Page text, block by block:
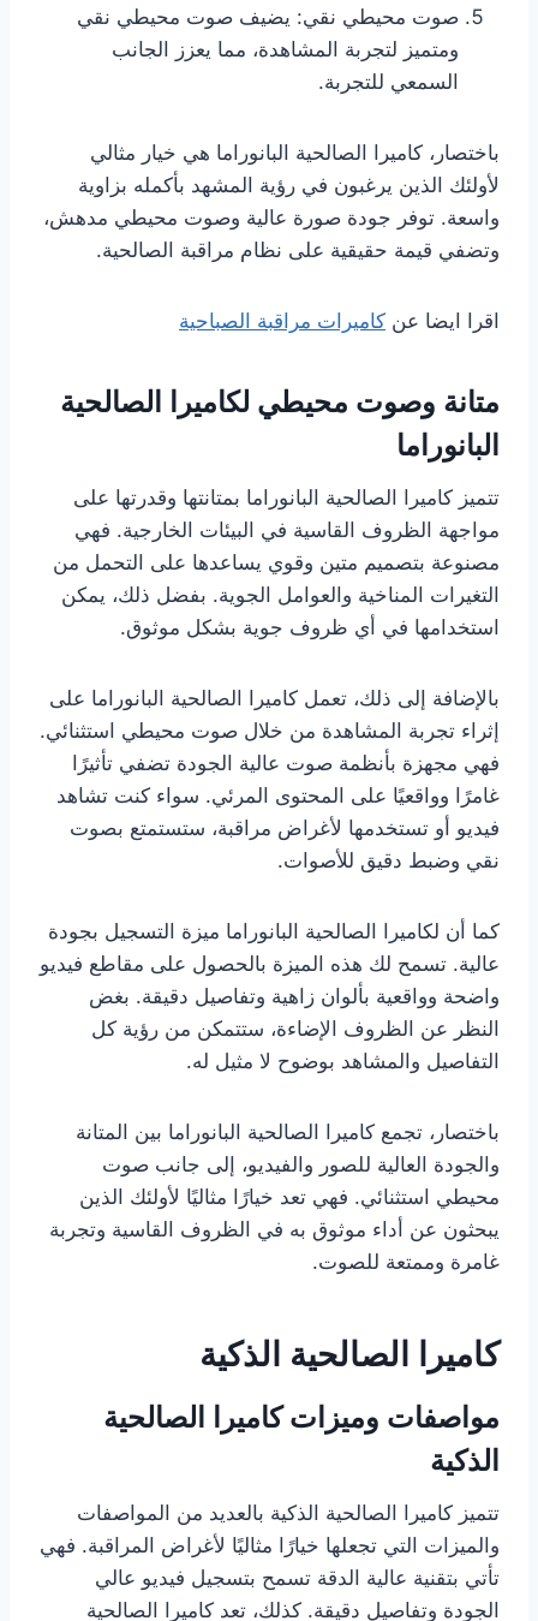
صوت محيطي نقي: يضيف صوت محيطي نقي
ومتميز لتجربة المشاهدة، مما يعزز الجانب
السمعي للتجربة.
باختصار، كاميرا الصالحية البانوراما هي خيار مثالي
لأولئك الذين يرغبون في رؤية المشهد بأكمله بزاوية
واسعة. توفر جودة صورة عالية وصوت محيطي مدهش،
وتضفي قيمة حقيقية على نظام مراقبة الصالحية.
اقرا ايضا عن كاميرات مراقبة الصباحية
متانة وصوت محيطي لكاميرا الصالحية
البانوراما
تتميز كاميرا الصالحية البانوراما بمتانتها وقدرتها على
مواجهة الظروف القاسية في البيئات الخارجية. فهي
مصنوعة بتصميم متين وقوي يساعدها على التحمل من
التغيرات المناخية والعوامل الجوية. بفضل ذلك، يمكن
استخدامها في أي ظروف جوية بشكل موثوق.
بالإضافة إلى ذلك، تعمل كاميرا الصالحية البانوراما على
إثراء تجربة المشاهدة من خلال صوت محيطي استثنائي.
فهي مجهزة بأنظمة صوت عالية الجودة تضفي تأثيرًا
غامرًا وواقعيًا على المحتوى المرئي. سواء كنت تشاهد
فيديو أو تستخدمها لأغراض مراقبة، ستستمتع بصوت
نقي وضبط دقيق للأصوات.
كما أن لكاميرا الصالحية البانوراما ميزة التسجيل بجودة
عالية. تسمح لك هذه الميزة بالحصول على مقاطع فيديو
واضحة وواقعية بألوان زاهية وتفاصيل دقيقة. بغض
النظر عن الظروف الإضاءة، ستتمكن من رؤية كل
التفاصيل والمشاهد بوضوح لا مثيل له.
باختصار، تجمع كاميرا الصالحية البانوراما بين المتانة
والجودة العالية للصور والفيديو، إلى جانب صوت
محيطي استثنائي. فهي تعد خيارًا مثاليًا لأولئك الذين
يبحثون عن أداء موثوق به في الظروف القاسية وتجربة
غامرة وممتعة للصوت.
كاميرا الصالحية الذكية
مواصفات وميزات كاميرا الصالحية
الذكية
تتميز كاميرا الصالحية الذكية بالعديد من المواصفات
والميزات التي تجعلها خيارًا مثاليًا لأغراض المراقبة. فهي
تأتي بتقنية عالية الدقة تسمح بتسجيل فيديو عالي
الجودة وتفاصيل دقيقة. كذلك، تعد كاميرا الصالحية